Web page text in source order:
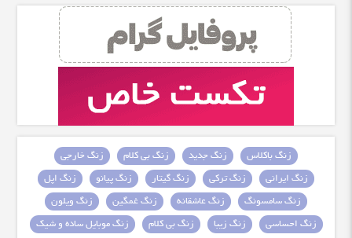
زنگ باکلاس زنگ جدید زنگ بی کلام
زنگ خارجی
زنگ ایرانی
زنگ ترکی زنگ گیتار زنگ پیانو
زنگ اپل
زنگ سامسونگ
زنگ عاشقانه زنگ غمگین
زنگ ویلون
زنگ احساسی
زنگ زیبا زنگ بی کلام
زنگ موبایل ساده و شیک